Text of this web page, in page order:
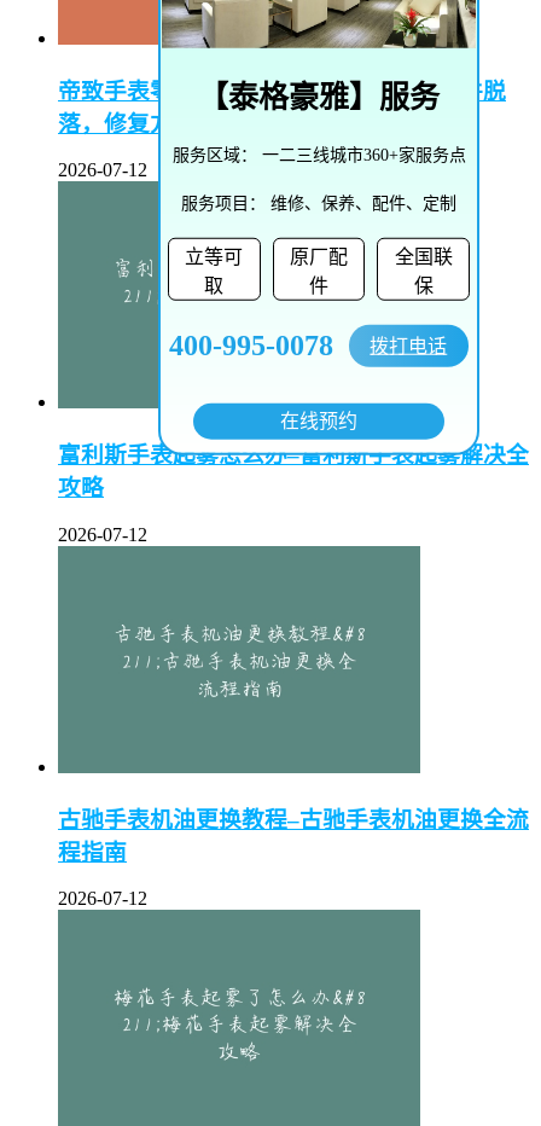
帝致手表零件脱落怎么修复–帝致手表零件脱
落，修复方法大揭秘
2026-07-12
富利斯手表起雾怎么办–富利斯手表起雾解决全
攻略
2026-07-12
古驰手表机油更换教程–古驰手表机油更换全流
程指南
2026-07-12
【泰格豪雅】服务
服务区域： 一二三线城市360+家服务点
服务项目： 维修、保养、配件、定制
立等可
取
原厂配
件
全国联
保
400-995-0078 拨打电话
在线预约